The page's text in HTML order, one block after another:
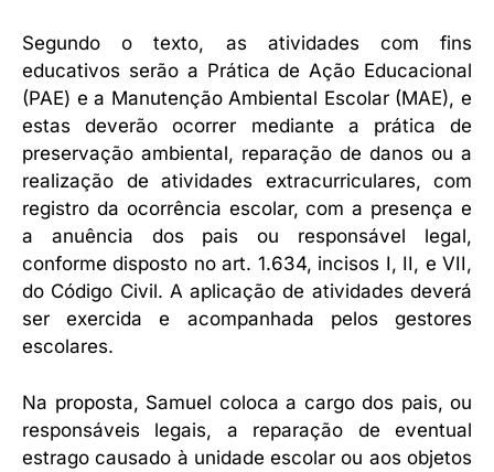
Segundo o texto, as atividades com fins
educativos serão a Prática de Ação Educacional
(PAE) e a Manutenção Ambiental Escolar (MAE), e
estas deverão ocorrer mediante a prática de
preservação ambiental, reparação de danos ou a
realização de atividades extracurriculares, com
registro da ocorrência escolar, com a presença e
a anuência dos pais ou responsável legal,
conforme disposto no art. 1.634, incisos I, II, e VII,
do Código Civil. A aplicação de atividades deverá
ser exercida e acompanhada pelos gestores
escolares.
Na proposta, Samuel coloca a cargo dos pais, ou
responsáveis legais, a reparação de eventual
estrago causado à unidade escolar ou aos objetos